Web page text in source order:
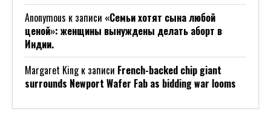
Anonymous к записи «Семьи хотят сына любой
ценой»: женщины вынуждены делать аборт в
Индии.
Margaret Kingк записи French-backed chip giant
surrounds Newport Wafer Fab as bidding war looms